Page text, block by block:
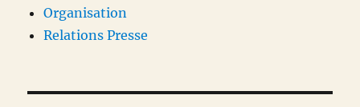
Organisation
Relations Presse